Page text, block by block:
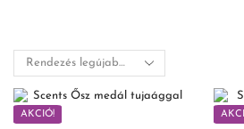
AKCIÓ!